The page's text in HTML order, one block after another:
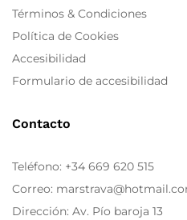
Términos & Condiciones
Política de Cookies
Accesibilidad
Formulario de accesibilidad
Contacto
Teléfono: +34 669 620 515
Correo:
Dirección: Av. Pío baroja 13